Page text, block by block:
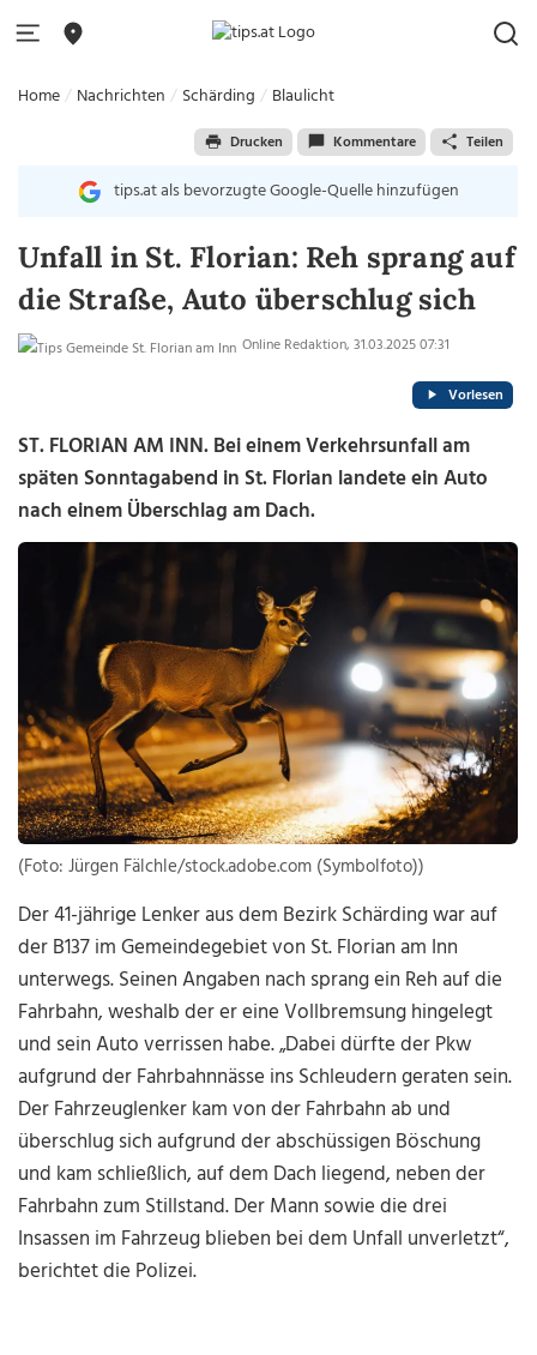
Home Nachrichten Schärding Blaulicht
Drucken Kommentare Teilen
tips.at als bevorzugte Google-Quelle hinzufügen
Unfall in St. Florian: Reh sprang auf
die Straße, Auto überschlug sich
Online Redaktion, 31.03.2025 07:31
Vorlesen
ST. FLORIAN AM INN. Bei einem Verkehrsunfall am
späten Sonntagabend in St. Florian landete ein Auto
nach einem Überschlag am Dach.
(Foto: Jürgen Fälchle/stock.adobe.com (Symbolfoto))
Der 41-jährige Lenker aus dem Bezirk Schärding war auf
der B137 im Gemeindegebiet von St. Florian am Inn
unterwegs. Seinen Angaben nach sprang ein Reh auf die
Fahrbahn, weshalb der er eine Vollbremsung hingelegt
und sein Auto verrissen habe. „Dabei dürfte der Pkw
aufgrund der Fahrbahnnässe ins Schleudern geraten sein.
Der Fahrzeuglenker kam von der Fahrbahn ab und
überschlug sich aufgrund der abschüssigen Böschung
und kam schließlich, auf dem Dach liegend, neben der
Fahrbahn zum Stillstand. Der Mann sowie die drei
Insassen im Fahrzeug blieben bei dem Unfall unverletzt“,
berichtet die Polizei.